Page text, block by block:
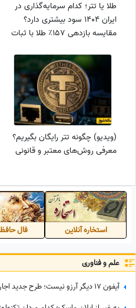
طلا یا تتر؛ کدام سرمایه‌گذاری در
ایران 1404 سود بیشتری دارد؟
مقایسه بازدهی 157٪ طلا با ثبات
(ویدیو) چگونه تتر رایگان بگیریم؟
معرفی روش‌های معتبر و قانونی
استخاره آنلاین فال حافظ
علم و فناوری